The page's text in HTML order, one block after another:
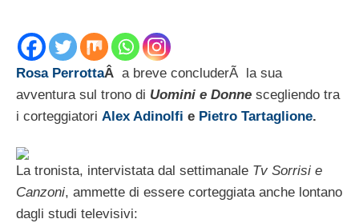
Rosa PerrottaÂ a breve concluderÃ la sua
avventura sul trono di Uomini e Donne scegliendo tra
i corteggiatori Alex Adinolfi e Pietro Tartaglione.
La tronista, intervistata dal settimanale Tv Sorrisi e
Canzoni, ammette di essere corteggiata anche lontano
dagli studi televisivi: